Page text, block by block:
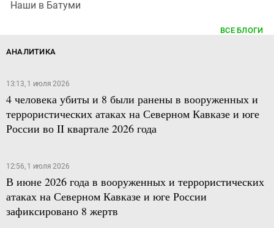
Наши в Батуми
ВСЕ БЛОГИ
АНАЛИТИКА
13:13, 1 июля 2026
4 человека убиты и 8 были ранены в вооруженных и
террористических атаках на Северном Кавказе и юге
России во II квартале 2026 года
12:56, 1 июля 2026
В июне 2026 года в вооруженных и террористических
атаках на Северном Кавказе и юге России
зафиксировано 8 жертв